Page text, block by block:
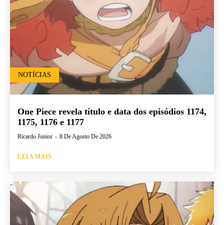
NOTÍCIAS
One Piece revela título e data dos episódios 1174,
1175, 1176 e 1177
Ricardo Junior - 8 De Agosto De 2026
LEIA MAIS